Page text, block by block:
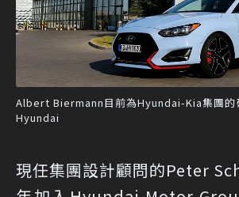
Albert Biermann目前為Hyundai-Kia集團的
Hyundai
現任集團設計顧問的Peter